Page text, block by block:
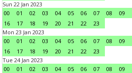
Sun 22 Jan 2023
00
01 02 03 04 05 06 07 08 09
16
17 18 19 20 21 22
23
Mon 23 Jan 2023
00
01 02 03 04 05 06 07 08 09
16
17 18 19 20 21 22
23
Tue 24 Jan 2023
00
01 02 03 04 05 06 07 08 09